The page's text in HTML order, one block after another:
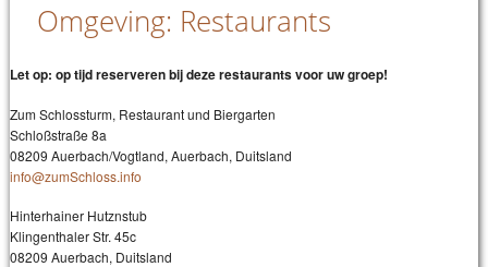
Omgeving: Restaurants
Let op: op tijd reserveren bij deze restaurants voor uw groep!
Zum Schlossturm, Restaurant und Biergarten
Schloßstraße 8a
08209 Auerbach/Vogtland, Auerbach, Duitsland
info@zumSchloss.info
Hinterhainer Hutznstub
Klingenthaler Str. 45c
08209 Auerbach, Duitsland